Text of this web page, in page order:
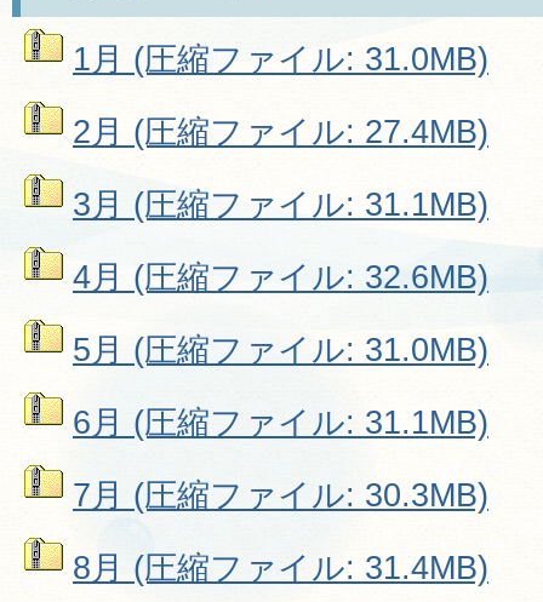
1月 (圧縮ファイル: 31.0MB)
2月 (圧縮ファイル: 27.4MB)
3月 (圧縮ファイル: 31.1MB)
4月 (圧縮ファイル: 32.6MB)
5月 (圧縮ファイル: 31.0MB)
6月 (圧縮ファイル: 31.1MB)
7月 (圧縮ファイル: 30.3MB)
8月 (圧縮ファイル: 31.4MB)